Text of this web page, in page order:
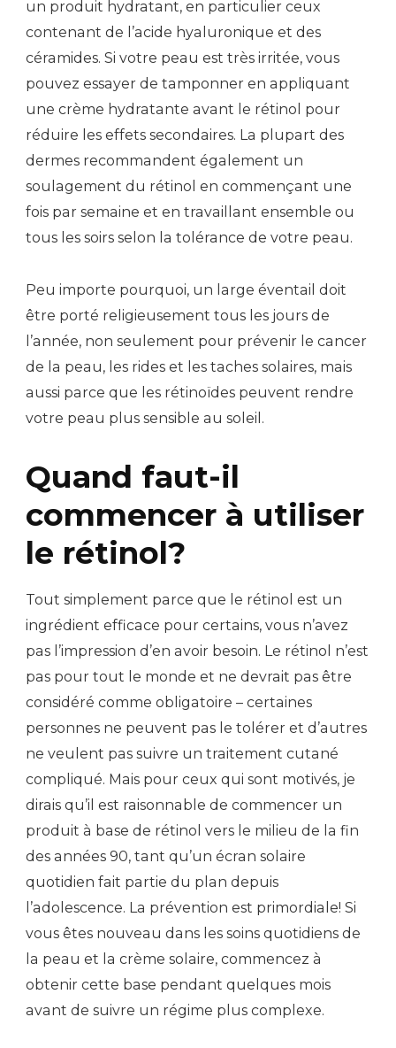
un produit hydratant, en particulier ceux
contenant de l’acide hyaluronique et des
céramides. Si votre peau est très irritée, vous
pouvez essayer de tamponner en appliquant
une crème hydratante avant le rétinol pour
réduire les effets secondaires. La plupart des
dermes recommandent également un
soulagement du rétinol en commençant une
fois par semaine et en travaillant ensemble ou
tous les soirs selon la tolérance de votre peau.
Peu importe pourquoi, un large éventail doit
être porté religieusement tous les jours de
l’année, non seulement pour prévenir le cancer
de la peau, les rides et les taches solaires, mais
aussi parce que les rétinoïdes peuvent rendre
votre peau plus sensible au soleil.
Quand faut-il
commencer à utiliser
le rétinol?
Tout simplement parce que le rétinol est un
ingrédient efficace pour certains, vous n’avez
pas l’impression d’en avoir besoin. Le rétinol n’est
pas pour tout le monde et ne devrait pas être
considéré comme obligatoire – certaines
personnes ne peuvent pas le tolérer et d’autres
ne veulent pas suivre un traitement cutané
compliqué. Mais pour ceux qui sont motivés, je
dirais qu’il est raisonnable de commencer un
produit à base de rétinol vers le milieu de la fin
des années 90, tant qu’un écran solaire
quotidien fait partie du plan depuis
l’adolescence. La prévention est primordiale! Si
vous êtes nouveau dans les soins quotidiens de
la peau et la crème solaire, commencez à
obtenir cette base pendant quelques mois
avant de suivre un régime plus complexe.